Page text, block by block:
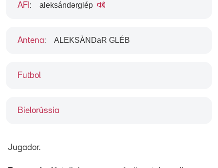
Futbol
Bielorússia
AFI : aleksándərglép
Antena: ALEKSÀNDaR GLÉB
Jugador.